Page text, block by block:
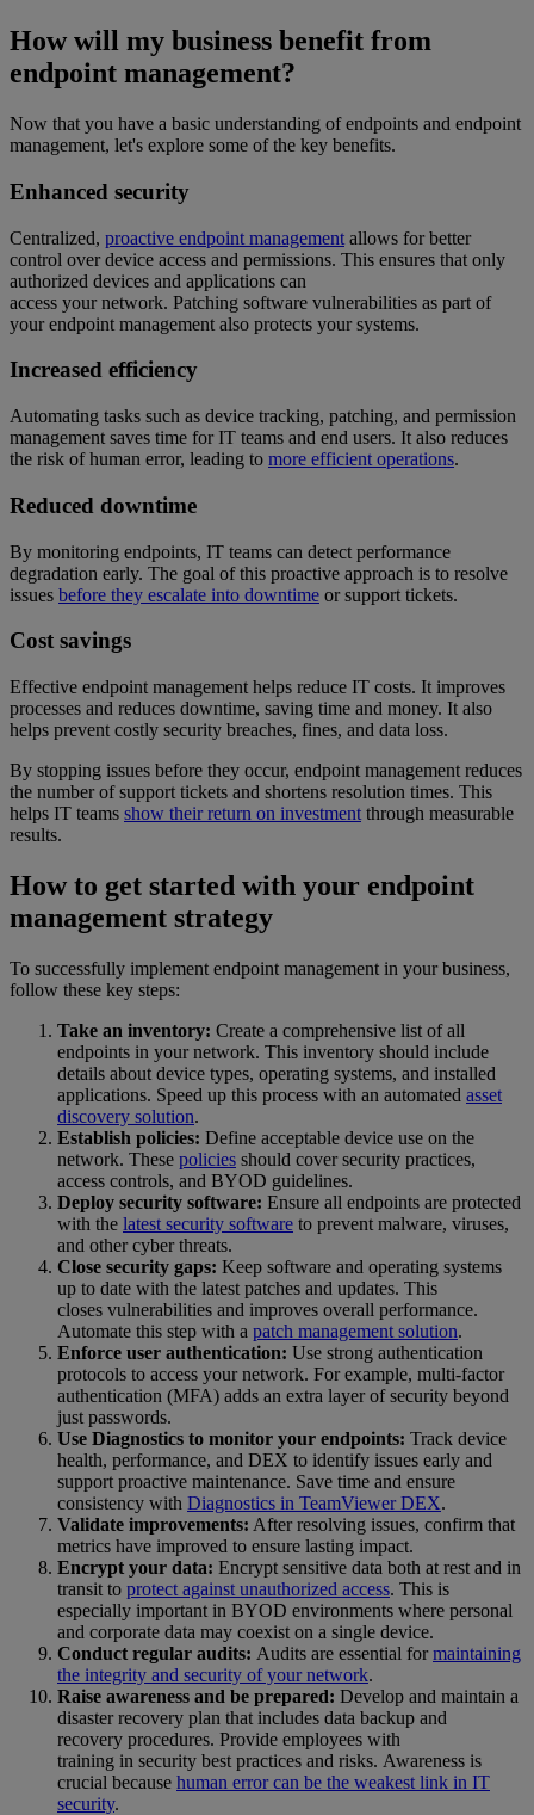
How will my business benefit from
endpoint management?
Now that you have a basic understanding of endpoints and endpoint
management, let's explore some of the key benefits.
Enhanced security
Centralized, proactive endpoint management allows for better
control over device access and permissions. This ensures that only
authorized devices and applications can
access your network. Patching software vulnerabilities as part of
your endpoint management also protects your systems.
Increased efficiency
Automating tasks such as device tracking, patching, and permission
management saves time for IT teams and end users. It also reduces
the risk of human error, leading to more efficient operations.
Reduced downtime
By monitoring endpoints, IT teams can detect performance
degradation early. The goal of this proactive approach is to resolve
issues before they escalate into downtime or support tickets.
Cost savings
Effective endpoint management helps reduce IT costs. It improves
processes and reduces downtime, saving time and money. It also
helps prevent costly security breaches, fines, and data loss.
By stopping issues before they occur, endpoint management reduces
the number of support tickets and shortens resolution times. This
helps IT teams show their return on investment through measurable
results.
How to get started with your endpoint
management strategy
To successfully implement endpoint management in your business,
follow these key steps:
Take an inventory: Create a comprehensive list of all
endpoints in your network. This inventory should include
details about device types, operating systems, and installed
applications. Speed up this process with an automated asset
discovery solution.
Establish policies: Define acceptable device use on the
network. These policies should cover security practices,
access controls, and BYOD guidelines.
Deploy security software: Ensure all endpoints are protected
with the latest security software to prevent malware, viruses,
and other cyber threats.
Close security gaps: Keep software and operating systems
up to date with the latest patches and updates. This
closes vulnerabilities and improves overall performance.
Automate this step with a patch management solution.
Enforce user authentication: Use strong authentication
protocols to access your network. For example, multi-factor
authentication (MFA) adds an extra layer of security beyond
just passwords.
Use Diagnostics to monitor your endpoints: Track device
health, performance, and DEX to identify issues early and
support proactive maintenance. Save time and ensure
consistency with Diagnostics in TeamViewer DEX.
Validate improvements: After resolving issues, confirm that
metrics have improved to ensure lasting impact.
Encrypt your data: Encrypt sensitive data both at rest and in
transit to protect against unauthorized access. This is
especially important in BYOD environments where personal
and corporate data may coexist on a single device.
Conduct regular audits: Audits are essential formaintaining
the integrity and security of your network.
Raise awareness and be prepared: Develop and maintain a
disaster recovery plan that includes data backup and
recovery procedures. Provide employees with
training in security best practices and risks. Awareness is
crucial because human error can be the weakest link in IT
security.